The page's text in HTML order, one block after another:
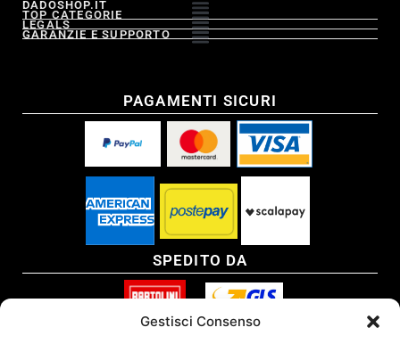
Gestisci Consenso
DADOSHOP.IT
TOP CATEGORIE
LEGALS
GARANZIE E SUPPORTO
PAGAMENTI SICURI
SPEDITO DA